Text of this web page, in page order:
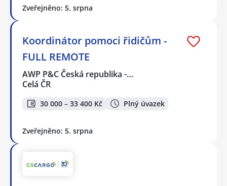
Zveřejněno: 5. srpna
Koordinátor pomoci řidičům -
FULL REMOTE
AWP P&C Česká republika -…
Celá ČR
30 000 – 33 400 Kč Plný úvazek
Zveřejněno: 5. srpna